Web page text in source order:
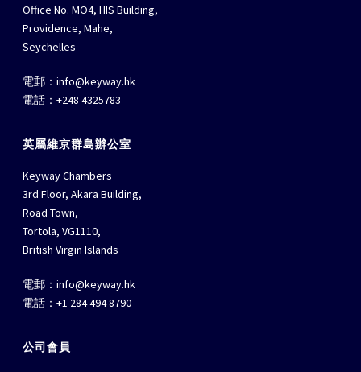
Office No. MO4, HIS Building,
Providence, Mahe,
Seychelles
電郵：info@keyway.hk
電話：+248 4325783
英屬維京群島辦公室
Keyway Chambers
3rd Floor, Akara Building,
Road Town,
Tortola, VG1110,
British Virgin Islands
電郵：info@keyway.hk
電話：+1 284 494 8790
公司會員